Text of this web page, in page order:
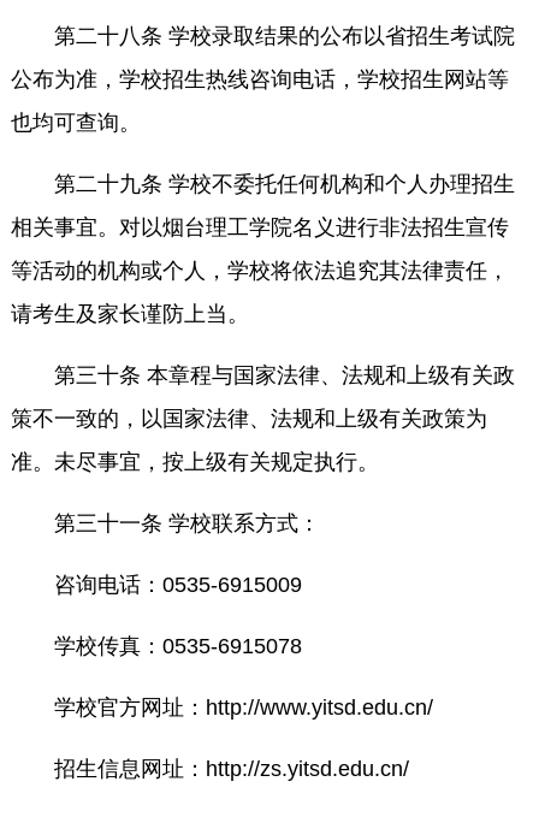
第二十八条 学校录取结果的公布以省招生考试院
公布为准，学校招生热线咨询电话，学校招生网站等
也均可查询。
第二十九条 学校不委托任何机构和个人办理招生
相关事宜。对以烟台理工学院名义进行非法招生宣传
等活动的机构或个人，学校将依法追究其法律责任，
请考生及家长谨防上当。
第三十条 本章程与国家法律、法规和上级有关政
策不一致的，以国家法律、法规和上级有关政策为
准。未尽事宜，按上级有关规定执行。
第三十一条 学校联系方式：
咨询电话：0535-6915009
学校传真：0535-6915078
学校官方网址：http://www.yitsd.edu.cn/
招生信息网址：http://zs.yitsd.edu.cn/